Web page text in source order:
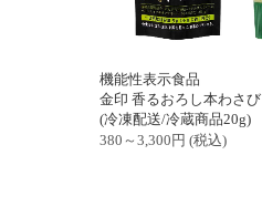
機能性表示食品
金印 香るおろし本わさび
(冷凍配送/冷蔵商品20g)
380～3,300 円(税込)